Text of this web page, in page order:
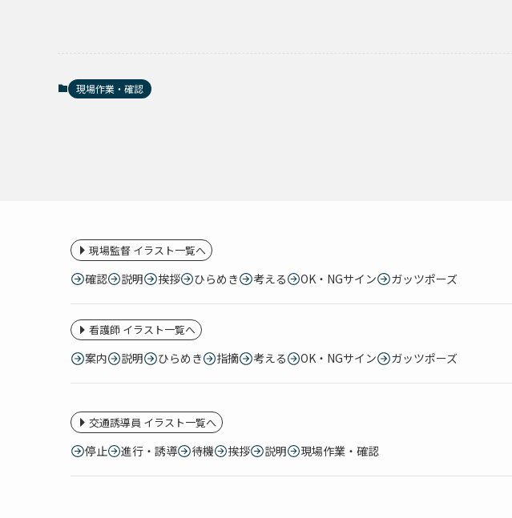
現場作業・確認
現場監督 イラスト一覧へ
確認 説明 挨拶 ひらめき 考える OK・NGサイン ガッツポーズ
看護師 イラスト一覧へ
案内 説明 ひらめき 指摘 考える OK・NGサイン ガッツポーズ
交通誘導員 イラスト一覧へ
停止 進行・誘導 待機 挨拶 説明 現場作業・確認